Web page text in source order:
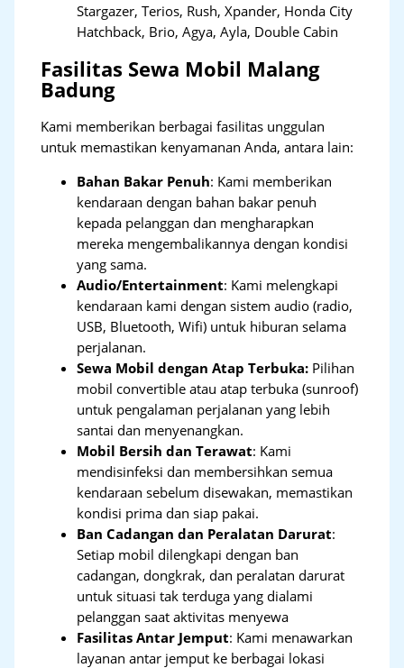
Stargazer, Terios, Rush, Xpander, Honda City
Hatchback, Brio, Agya, Ayla, Double Cabin
Fasilitas Sewa Mobil Malang
Badung
Kami memberikan berbagai fasilitas unggulan
untuk memastikan kenyamanan Anda, antara lain:
Bahan Bakar Penuh: Kami memberikan
kendaraan dengan bahan bakar penuh
kepada pelanggan dan mengharapkan
mereka mengembalikannya dengan kondisi
yang sama.
Audio/Entertainment: Kami melengkapi
kendaraan kami dengan sistem audio (radio,
USB, Bluetooth, Wifi) untuk hiburan selama
perjalanan.
Sewa Mobil dengan Atap Terbuka: Pilihan
mobil convertible atau atap terbuka (sunroof)
untuk pengalaman perjalanan yang lebih
santai dan menyenangkan.
Mobil Bersih dan Terawat: Kami
mendisinfeksi dan membersihkan semua
kendaraan sebelum disewakan, memastikan
kondisi prima dan siap pakai.
Ban Cadangan dan Peralatan Darurat:
Setiap mobil dilengkapi dengan ban
cadangan, dongkrak, dan peralatan darurat
untuk situasi tak terduga yang dialami
pelanggan saat aktivitas menyewa
Fasilitas Antar Jemput: Kami menawarkan
layanan antar jemput ke berbagai lokasi